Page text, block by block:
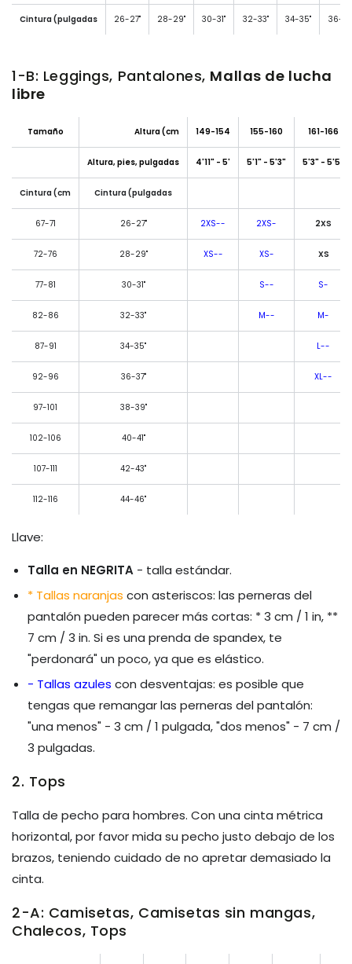
Cintura (pulgadas 26-27" 28-29" 30-31" 32-33" 34-35" 36-
1-B: Leggings, Pantalones, Mallas de lucha
libre
Tamaño Altura (cm 149-154 155-160 161-166
Altura, pies, pulgadas 4'11" - 5' 5'1" - 5'3" 5'3" - 5'5"
Cintura (cm Cintura (pulgadas
67-71 26-27" 2XS-- 2XS- 2XS
72-76 28-29" XS-- XS- XS
77-81 30-31" S-- S-
82-86 32-33" M-- M-
87-91 34-35" L--
92-96 36-37" XL--
97-101 38-39"
102-106 40-41"
107-111 42-43"
112-116 44-46"
Llave:
Talla en NEGRITA - talla estándar.
* Tallas naranjas con asteriscos: las perneras del
pantalón pueden parecer más cortas: * 3 cm / 1 in, **
7 cm / 3 in. Si es una prenda de spandex, te
"perdonará" un poco, ya que es elástico.
- Tallas azules con desventajas: es posible que
tengas que remangar las perneras del pantalón:
"una menos" - 3 cm / 1 pulgada, "dos menos" - 7 cm /
3 pulgadas.
2. Tops
Talla de pecho para hombres. Con una cinta métrica
horizontal, por favor mida su pecho justo debajo de los
brazos, teniendo cuidado de no apretar demasiado la
cinta.
2-A: Camisetas, Camisetas sin mangas,
Chalecos, Tops